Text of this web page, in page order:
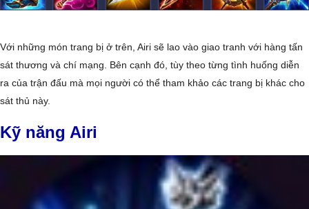
Với những món trang bị ở trên, Airi sẽ lao vào giao tranh với hàng tấn
sát thương và chí mạng. Bên cạnh đó, tùy theo từng tình huống diễn
ra của trận đấu mà mọi người có thể tham khảo các trang bị khác cho
sát thủ này.
Kỹ năng Airi